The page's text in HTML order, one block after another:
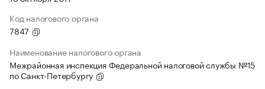
Код налогового органа
7847
Наименование налогового органа
Межрайонная инспекция Федеральной налоговой службы №15
по Санкт-Петербургу